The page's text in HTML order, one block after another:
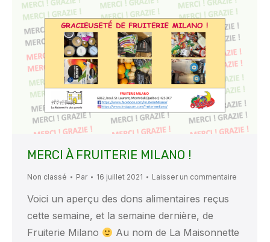
MERCI À FRUITERIE MILANO !
Non classé Par 16 juillet 2021 Laisser un commentaire
Voici un aperçu des dons alimentaires reçus
cette semaine, et la semaine dernière, de
Fruiterie Milano
Au nom de La Maisonnette